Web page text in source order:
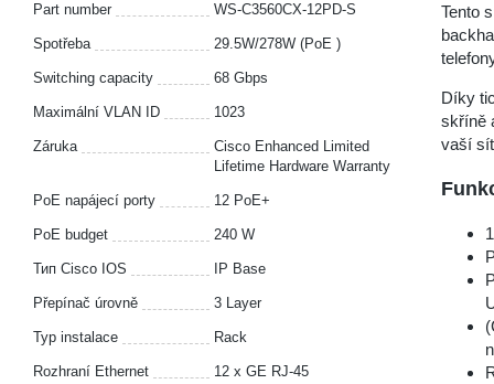
Part number WS-C3560CX-12PD-S
Spotřeba 29.5W/278W (PoE )
Switching capacity 68 Gbps
Maximální VLAN ID 1023
Záruka
Cisco Enhanced Limited
Lifetime Hardware Warranty
PoE napájecí porty 12 PoE+
PoE budget 240 W
Тип Cisco IOS IP Base
Přepínač úrovně 3 Layer
Typ instalace Rack
Rozhraní Ethernet 12 x GE RJ-45
Tento
Díky
skříně
vaší